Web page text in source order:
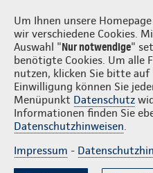
Um Ihnen unsere
wir verschiedene Cookies.
Auswahl "Nur notwendige"
benötigte Cookies. Um alle
nutzen, klicken Sie bitte auf
Einwilligung können Sie
Menüpunkt Datenschutz
Informationen finden Sie
Datenschutzhinweisen.
Impressum -
Gregor Worms
Gute Gründe Pflegetagegeld